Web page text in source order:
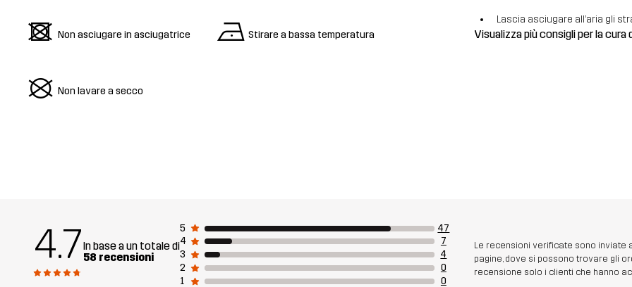
d Non asciugare in asciugatrice n Stirare a bassa temperatura
U Non lavare a secco
Lascia asciugare all’aria gli
Visualizza più consigli per la cura
4.7In base a un totale di
58 recensioni
5
47
4
7
3
4
2
0
1
0
Le recensioni verificate sono inviate
pagine, dove si possono trovare gli
recensione solo i clienti che hanno